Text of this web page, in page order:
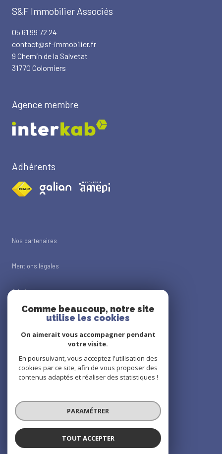
S&F Immobilier Associés
05 61 99 72 24
contact@sf-immobilier.fr
9 Chemin de la Salvetat
31770 Colomiers
Agence membre
Adhérents
Nos partenaires
Mentions légales
Admin
Nos honoraires
Cookies
© 2026 | Tous droits réservés
Réalisé par
Comme beaucoup, notre site
utilise les cookies
On aimerait vous accompagner pendant
votre visite.
En poursuivant, vous acceptez l'utilisation des
cookies par ce site, afin de vous proposer des
contenus adaptés et réaliser des statistiques !
PARAMÉTRER
TOUT ACCEPTER